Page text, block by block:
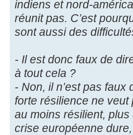
indiens et nord-
réunit pas. C’est
sont aussi des
- Il est donc faux de
à tout cela ?
- Non, il n’est pas
forte résilience ne veut
au moins résilient,
crise européenne